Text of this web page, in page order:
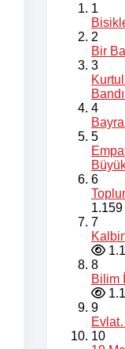
1
2
Bir
3
4
5
6
1.159
7
8
Bilim
9
10